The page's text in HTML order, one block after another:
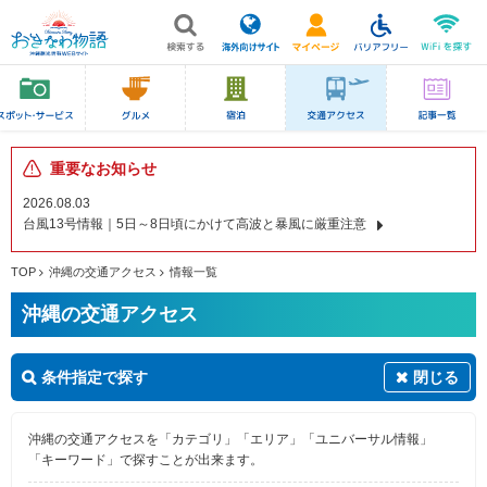
重要なお知らせ
2026.08.03
台風13号情報｜5日～8日頃にかけて高波と暴風に厳重注意
TOP 沖縄の交通アクセス 情報一覧
沖縄の交通アクセス
条件指定で探す 閉じる
沖縄の交通アクセスを「カテゴリ」「エリア」「ユニバーサル情報」
「キーワード」で探すことが出来ます。